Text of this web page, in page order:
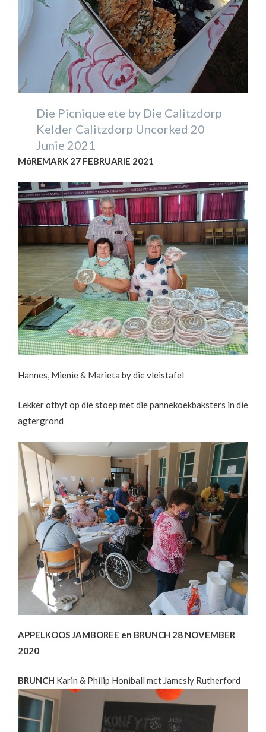
Die Picnique ete by Die Calitzdorp
Kelder Calitzdorp Uncorked 20
Junie 2021
MôREMARK 27 FEBRUARIE 2021
Hannes, Mienie & Marieta by die vleistafel
Lekker otbyt op die stoep met die pannekoekbaksters in die
agtergrond
APPELKOOS JAMBOREE en BRUNCH 28 NOVEMBER
2020
BRUNCH Karin & Philip Honiball met Jamesly Rutherford